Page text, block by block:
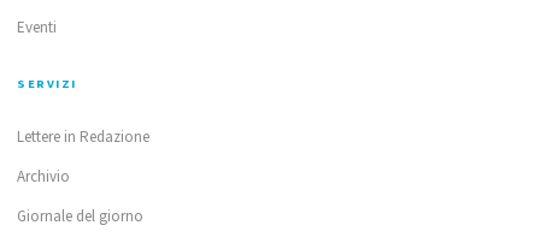
Eventi
SERVIZI
Lettere in Redazione
Archivio
Giornale del giorno